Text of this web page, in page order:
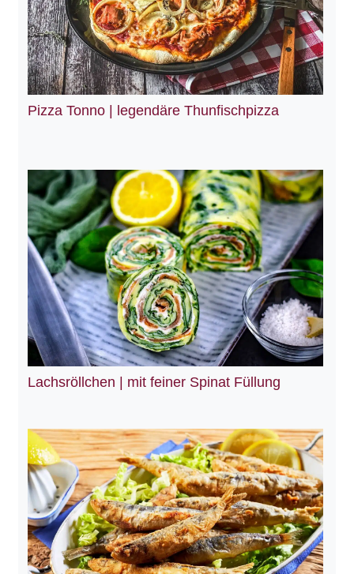
Pizza Tonno | legendäre Thunfischpizza
Lachsröllchen | mit feiner Spinat Füllung